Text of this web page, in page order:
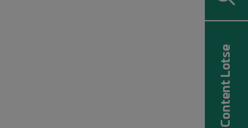
Content Lotse